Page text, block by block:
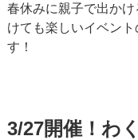
春休みに親子で出か
けても楽しいイベン
す！
3/27開催！わ